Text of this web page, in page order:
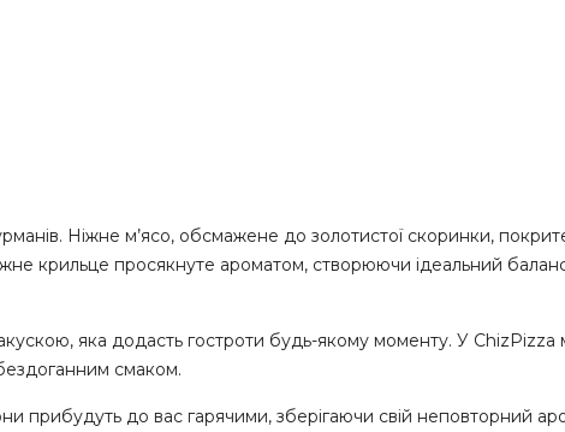
Ніжне м’ясо, обсмажене до золотистої скоринки,
крильце просякнуте ароматом, створюючи ідеальний
яка додасть гостроти будь-якому моменту. У ChizPizza
смаком.
прибудуть до вас гарячими, зберігаючи свій неповторний